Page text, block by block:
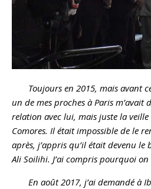
Toujours en 2015, mais avant
un de mes proches à Paris m’avait
relation avec lui, mais juste la
Comores. Il était impossible de le
après, j’appris qu’il était devenu
Ali Soilihi. J’ai compris pourquoi
En août 2017, j’ai demandé à